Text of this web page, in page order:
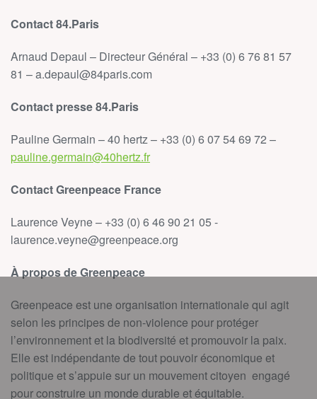
Contact 84.Paris
Arnaud Depaul – Directeur Général – +33 (0) 6 76 81 57
81 – a.depaul@84paris.com
Contact presse 84.Paris
Pauline Germain – 40 hertz – +33 (0) 6 07 54 69 72 –
pauline.germain@40hertz.fr
Contact Greenpeace France
Laurence Veyne – +33 (0) 6 46 90 21 05 -
laurence.veyne@greenpeace.org
À propos de Greenpeace
Greenpeace est une organisation internationale qui agit
selon les principes de non-violence pour protéger
l’environnement et la biodiversité et promouvoir la paix.
Elle est indépendante de tout pouvoir économique et
politique et s’appuie sur un mouvement citoyen engagé
pour construire un monde durable et équitable.